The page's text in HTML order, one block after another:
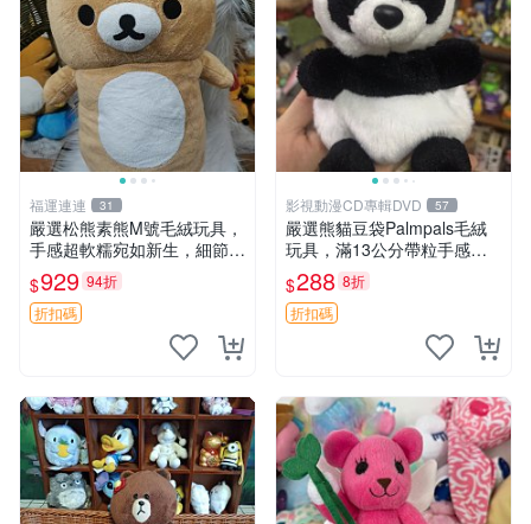
福運連連 31
嚴選松熊素熊M號毛絨玩具，
手感超軟糯宛如新生，細節精
緻完美無瑕，推薦送禮或珍
藏，中古狀態保養得宜。 松
熊 素熊 毛絨doll
$929 94折
折扣碼
影視動漫CD專輯DVD 57
嚴選熊貓豆袋Palmpals毛絨
玩具，滿13公分帶粒手感極
佳，電影主題周邊推薦 熊貓
Palmpals 毛絨玩具 豆袋 劇場
版周邊
$288 8折
折扣碼